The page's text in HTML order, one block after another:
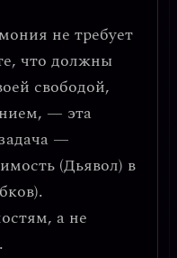
не требует
что должны
свободой,
— эта
—
(Дьявол) в
а не